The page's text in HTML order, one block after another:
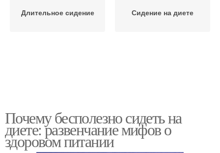
Длительное сидение Сидение на диете
Почему бесполезно сидеть на
диете: развенчание мифов о
здоровом питании